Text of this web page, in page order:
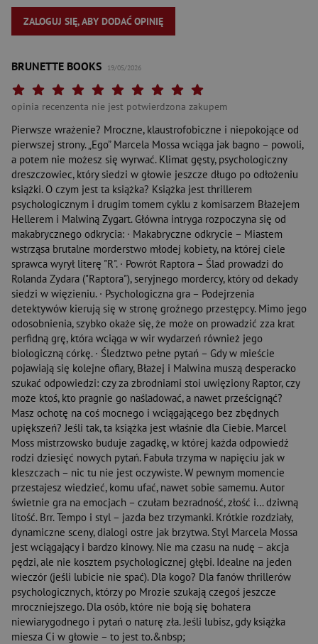
ZALOGUJ SIĘ, ABY DODAĆ OPINIĘ
BRUNETTE BOOKS 19/05/2026
Twoja ocena: Arcydzieło
Twoja ocena: Wybitna 9/10"
Twoja ocena: Rewelacyjna 8/10"
Twoja ocena: Bardzo dobra 7/10"
Twoja ocena: Dobra 6/10"
Twoja ocena: Przeciętna 5/10"
Twoja ocena: Może być 4/10"
Twoja ocena: Słaba 3/10"
Twoja ocena: Bardzo słaba 2/10"
Twoja ocena: Beznadziejna 1/10"
opinia recenzenta nie jest potwierdzona zakupem
Pierwsze wrażenie? Mroczne, klaustrofobiczne i niepokojące od
pierwszej strony. „Ego” Marcela Mossa wciąga jak bagno – powoli,
a potem nie możesz się wyrwać. Klimat gęsty, psychologiczny
dreszczowiec, który siedzi w głowie jeszcze długo po odłożeniu
książki. O czym jest ta książka? Książka jest thrillerem
psychologicznym i drugim tomem cyklu z komisarzem Błażejem
Hellerem i Malwiną Zygart. Główna intryga rozpoczyna się od
makabrycznego odkrycia: · Makabryczne odkrycie – Miastem
wstrząsa brutalne morderstwo młodej kobiety, na której ciele
sprawca wyrył literę "R". · Powrót Raptora – Ślad prowadzi do
Rolanda Zydara ("Raptora"), seryjnego mordercy, który od dekady
siedzi w więzieniu. · Psychologiczna gra – Podejrzenia
detektywów kierują się w stronę groźnego przestępcy. Mimo jego
odosobnienia, szybko okaże się, że może on prowadzić zza krat
perfidną grę, która wciąga w wir wydarzeń również jego
biologiczną córkę. · Śledztwo pełne pytań – Gdy w mieście
pojawiają się kolejne ofiary, Błażej i Malwina muszą desperacko
szukać odpowiedzi: czy za zbrodniami stoi uwięziony Raptor, czy
może ktoś, kto pragnie go naśladować, a nawet prześcignąć?
Masz ochotę na coś mocnego i wciągającego bez zbędnych
upiększeń? Jeśli tak, ta książka jest właśnie dla Ciebie. Marcel
Moss mistrzowsko buduje zagadkę, w której każda odpowiedź
rodzi dziesięć nowych pytań. Fabuła trzyma w napięciu jak w
kleszczach – nic tu nie jest oczywiste. W pewnym momencie
przestajesz wiedzieć, komu ufać, nawet sobie samemu. Autor
świetnie gra na emocjach – czułam bezradność, złość i… dziwną
litość. Brr. Tempo i styl – jazda bez trzymanki. Krótkie rozdziały,
dynamiczne sceny, dialogi ostre jak brzytwa. Styl Marcela Mossa
jest wciągający i bardzo kinowy. Nie ma czasu na nudę – akcja
pędzi, ale nie kosztem psychologicznej głębi. Idealne na jeden
wieczór (jeśli lubicie nie spać). Dla kogo? Dla fanów thrillerów
psychologicznych, którzy po Mrozie szukają czegoś jeszcze
mroczniejszego. Dla osób, które nie boją się bohatera
niewiarygodnego i pytań o naturę zła. Jeśli lubisz, gdy książka
miesza Ci w głowie – to jest to.&nbsp;